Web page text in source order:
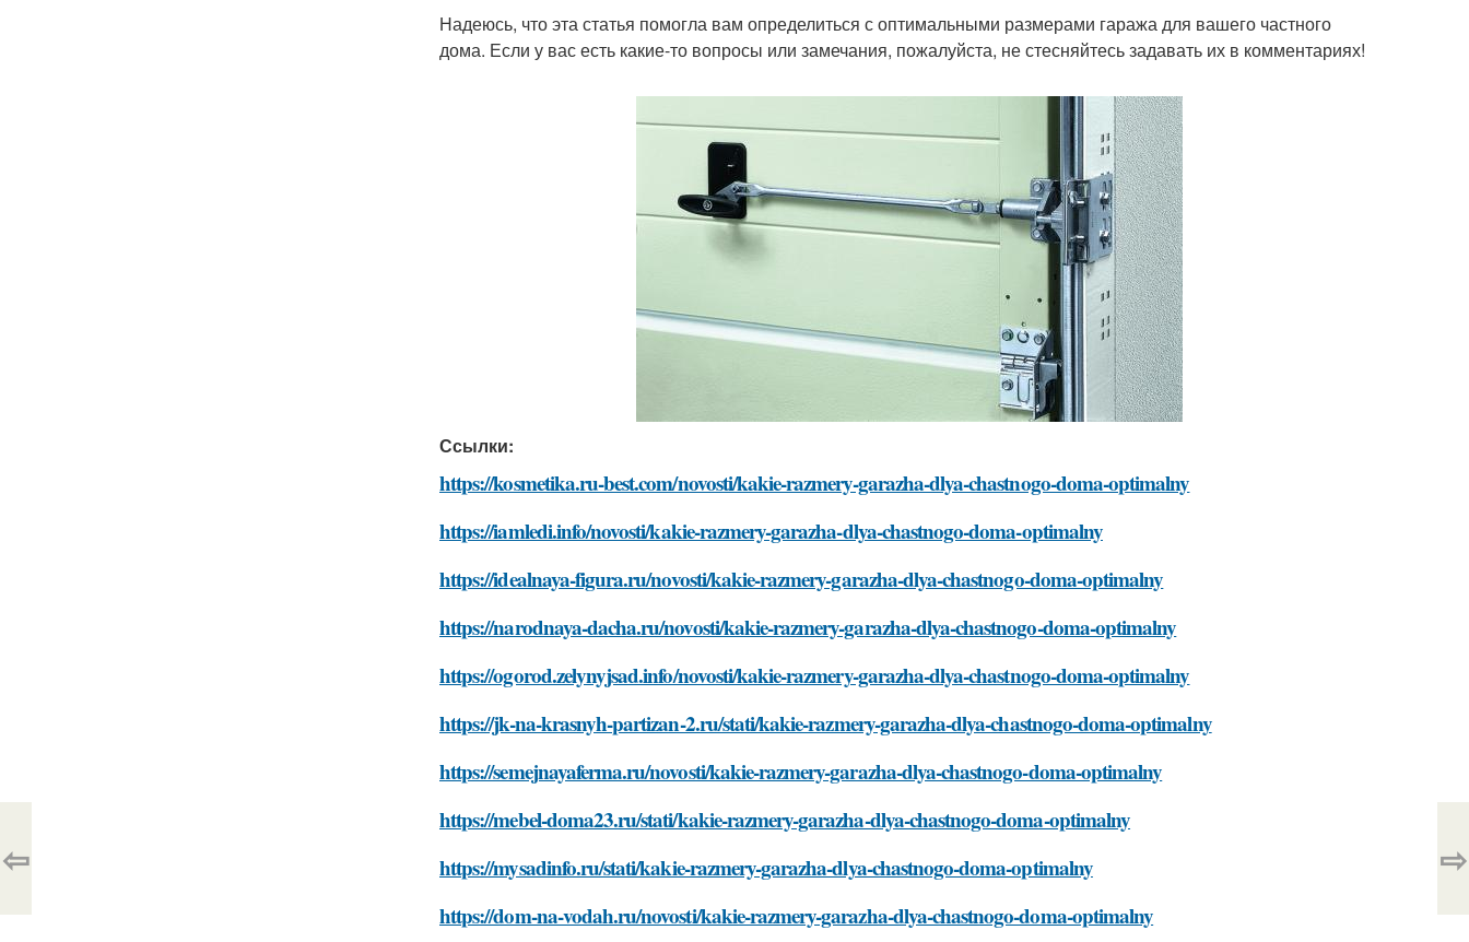
Надеюсь, что эта статья помогла вам определиться с оптимальными размерами гаража для вашего частного
дома. Если у вас есть какие-то вопросы или замечания, пожалуйста, не стесняйтесь задавать их в комментариях!
Ссылки:
https://kosmetika.ru-best.com/novosti/kakie-razmery-garazha-dlya-chastnogo-doma-optimalny
https://iamledi.info/novosti/kakie-razmery-garazha-dlya-chastnogo-doma-optimalny
https://idealnaya-figura.ru/novosti/kakie-razmery-garazha-dlya-chastnogo-doma-optimalny
https://narodnaya-dacha.ru/novosti/kakie-razmery-garazha-dlya-chastnogo-doma-optimalny
https://ogorod.zelynyjsad.info/novosti/kakie-razmery-garazha-dlya-chastnogo-doma-optimalny
https://jk-na-krasnyh-partizan-2.ru/stati/kakie-razmery-garazha-dlya-chastnogo-doma-optimalny
https://semejnayaferma.ru/novosti/kakie-razmery-garazha-dlya-chastnogo-doma-optimalny
https://mebel-doma23.ru/stati/kakie-razmery-garazha-dlya-chastnogo-doma-optimalny
https://mysadinfo.ru/stati/kakie-razmery-garazha-dlya-chastnogo-doma-optimalny
https://dom-na-vodah.ru/novosti/kakie-razmery-garazha-dlya-chastnogo-doma-optimalny
⇦ ⇨